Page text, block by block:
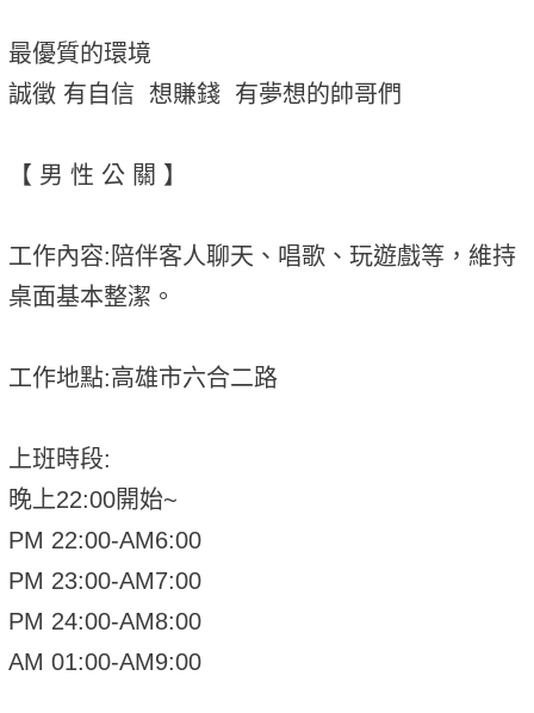
最優質的環境
誠徵 有自信 想賺錢 有夢想的帥哥們
【 男 性 公 關 】
工作內容:陪伴客人聊天、唱歌、玩遊戲等，維持
桌面基本整潔。
工作地點:高雄市六合二路
上班時段:
晚上22:00開始~
PM 22:00-AM6:00
PM 23:00-AM7:00
PM 24:00-AM8:00
AM 01:00-AM9:00